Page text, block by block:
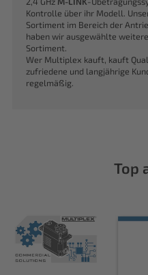
Kontrolle über ihr Modell.
Sortiment im Bereich der
haben wir ausgewählte
Sortiment.
Wer Multiplex kauft, kauft
zufriedene und langjährige
regelmäßig.
Top